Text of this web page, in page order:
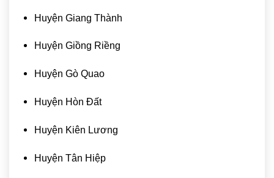
Huyện Giang Thành
Huyện Giồng Riềng
Huyện Gò Quao
Huyện Hòn Đất
Huyện Kiên Lương
Huyện Tân Hiệp